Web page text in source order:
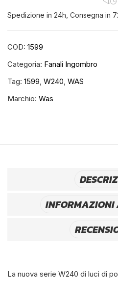
Spedizione in 24h, Consegna in
COD: 1599
Categoria: Fanali Ingombro
Tag: 1599, W240, WAS
Marchio: Was
INFORMAZIONI
La nuova serie W240 di luci di